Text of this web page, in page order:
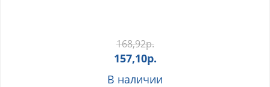
168,92р.
157,10р.
В наличии